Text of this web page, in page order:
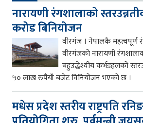
नारायणी रंगशालाको
करोड बिनियोजन
वीरगंज । नेपालकै महत्वपूर्ण
वीरगंजको नारायणी
बहुउद्धेश्यीय कर्भडहलको
५० लाख रुपैयाँ बजेट विनियोजन भएको छ ।
मधेस प्रदेश स्तरीय राष्ट्रपति